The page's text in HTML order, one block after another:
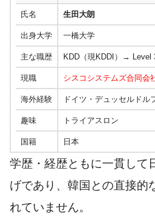
氏名 生田大朗
出身大学 一橋大学
主な職歴 KDD（現KDDI）→ Level
現職 シスコシステムズ合同会
海外経験 ドイツ・デュッセルドル
趣味 トライアスロン
国籍 日本
学歴・経歴ともに一貫して
げであり、韓国との直接的
れていません。